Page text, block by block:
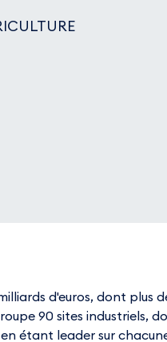
d'euros, dont plus
90 sites industriels,
étant leader sur